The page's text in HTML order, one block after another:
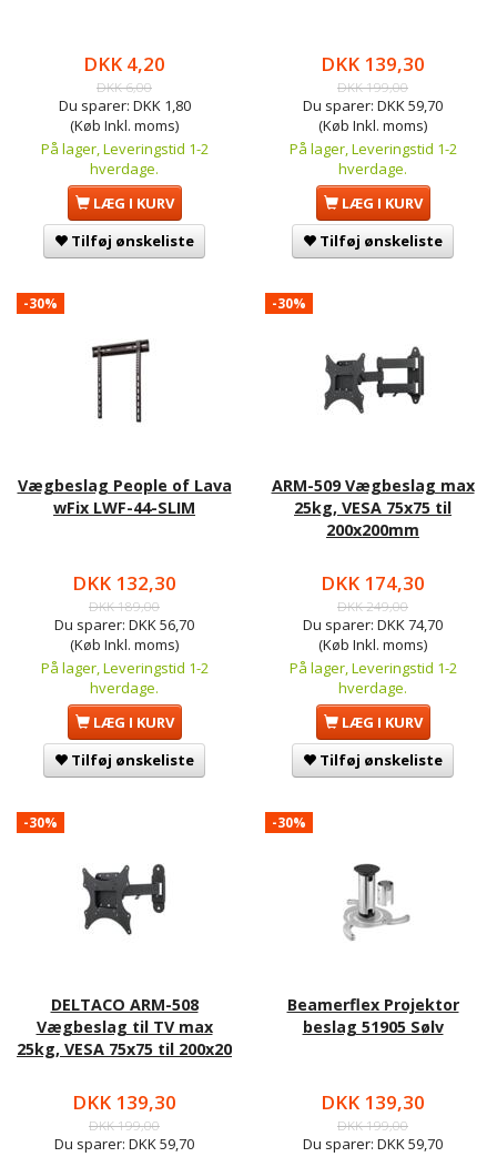
DKK 4,20
DKK 6,00
Du sparer: DKK 1,80
(Køb Inkl. moms)
På lager, Leveringstid 1-2
hverdage.
LÆG I KURV
Tilføj ønskeliste
DKK 139,30
DKK 199,00
Du sparer: DKK 59,70
(Køb Inkl. moms)
På lager, Leveringstid 1-2
hverdage.
LÆG I KURV
Tilføj ønskeliste
-30%
Vægbeslag People of Lava
wFix LWF-44-SLIM
DKK 132,30
DKK 189,00
Du sparer: DKK 56,70
(Køb Inkl. moms)
På lager, Leveringstid 1-2
hverdage.
LÆG I KURV
Tilføj ønskeliste
-30%
ARM-509 Vægbeslag max
25kg, VESA 75x75 til
200x200mm
DKK 174,30
DKK 249,00
Du sparer: DKK 74,70
(Køb Inkl. moms)
På lager, Leveringstid 1-2
hverdage.
LÆG I KURV
Tilføj ønskeliste
-30%
DELTACO ARM-508
Vægbeslag til TV max
25kg, VESA 75x75 til 200x20
DKK 139,30
DKK 199,00
Du sparer: DKK 59,70
-30%
Beamerflex Projektor
beslag 51905 Sølv
DKK 139,30
DKK 199,00
Du sparer: DKK 59,70